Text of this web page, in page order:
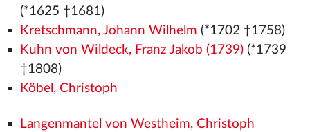
(*1625 †1681)
Kretschmann, Johann Wilhelm (*1702 †1758)
Kuhn von Wildeck, Franz Jakob (1739)(*1739
†1808)
Köbel, Christoph
Langenmantel von Westheim, Christoph